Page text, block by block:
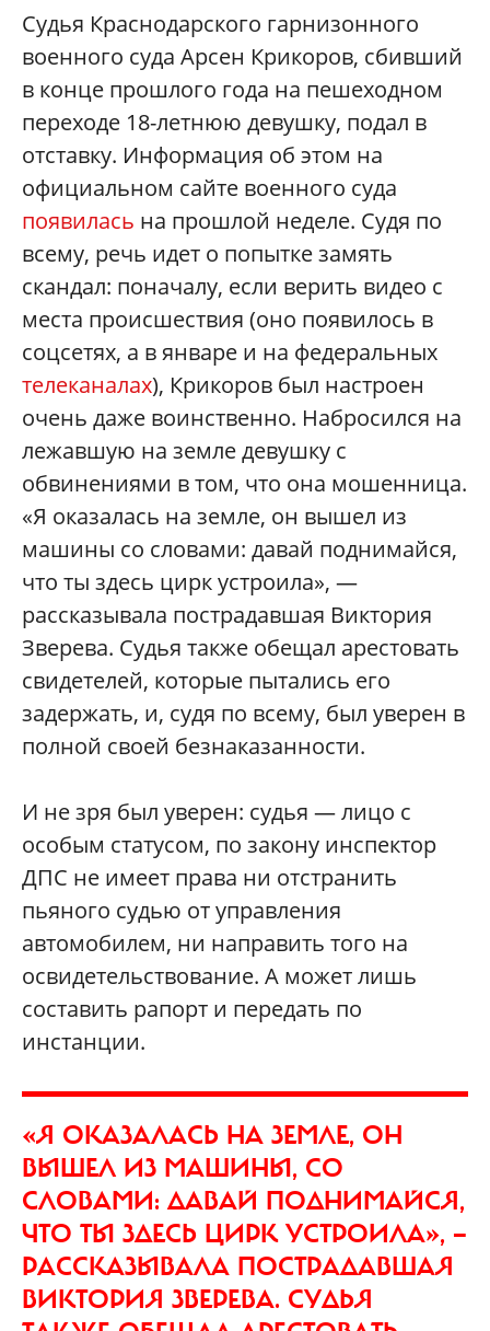
Судья Краснодарского гарнизонного
военного суда Арсен Крикоров, сбивший
в конце прошлого года на пешеходном
переходе 18-летнюю девушку, подал в
отставку. Информация об этом на
официальном сайте военного суда
появилась на прошлой неделе. Судя по
всему, речь идет о попытке замять
скандал: поначалу, если верить видео с
места происшествия (оно появилось в
соцсетях, а в январе и на федеральных
телеканалах), Крикоров был настроен
очень даже воинственно. Набросился на
лежавшую на земле девушку с
обвинениями в том, что она мошенница.
«Я оказалась на земле, он вышел из
машины со словами: давай поднимайся,
что ты здесь цирк устроила», —
рассказывала пострадавшая Виктория
Зверева. Судья также обещал арестовать
свидетелей, которые пытались его
задержать, и, судя по всему, был уверен в
полной своей безнаказанности.
И не зря был уверен: судья — лицо с
особым статусом, по закону инспектор
ДПС не имеет права ни отстранить
пьяного судью от управления
автомобилем, ни направить того на
освидетельствование. А может лишь
составить рапорт и передать по
инстанции.
«Я ОКАЗАЛАСЬ НА ЗЕМЛЕ, ОН
ВЫШЕЛ ИЗ МАШИНЫ, СО
СЛОВАМИ: ДАВАЙ ПОДНИМАЙСЯ,
ЧТО ТЫ ЗДЕСЬ ЦИРК УСТРОИЛА», —
РАССКАЗЫВАЛА ПОСТРАДАВШАЯ
ВИКТОРИЯ ЗВЕРЕВА. СУДЬЯ